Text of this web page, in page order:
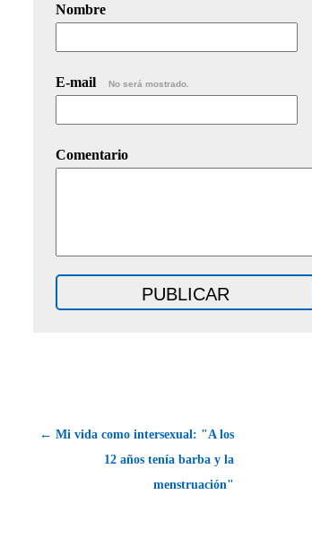
Nombre
E-mail No será mostrado.
Comentario
← Mi vida como intersexual: "A los
12 años tenía barba y la
menstruación"